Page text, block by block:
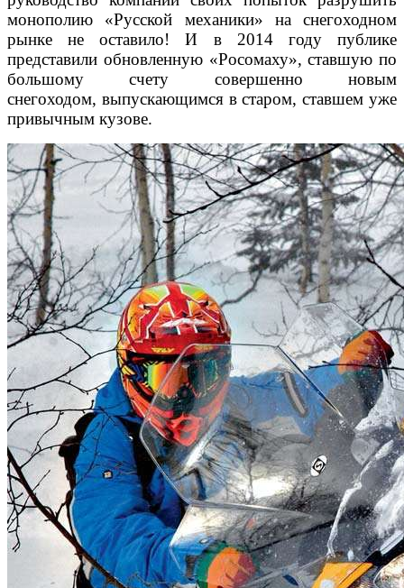
монополию «Русской механики» на снегоходном
рынке не оставило! И в 2014 году публике
представили обновленную «Росомаху», ставшую по
большому счету совершенно новым
снегоходом, выпускающимся в старом, ставшем уже
привычным кузове.